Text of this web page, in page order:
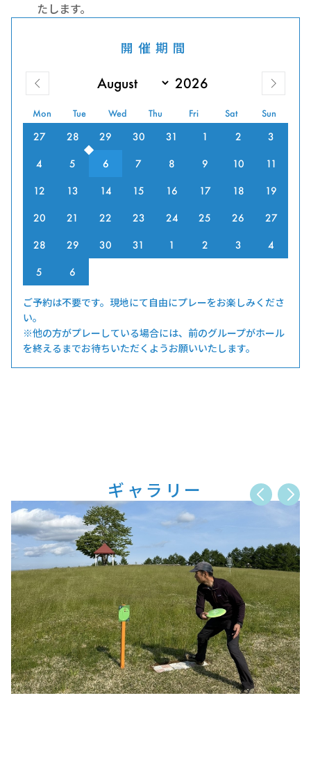
たします。
開催期間
Mon Tue Wed Thu Fri Sat Sun
27 28 29 30 31 1 2 3
4 5 6 7 8 9 10 11
12 13 14 15 16 17 18 19
20 21 22 23 24 25 26 27
28 29 30 31 1 2 3 4
5 6
ご予約は不要です。現地にて自由にプレーをお楽しみくださ
い。
※他の方がプレーしている場合には、前のグループがホール
を終えるまでお待ちいただくようお願いいたします。
ギャラリー